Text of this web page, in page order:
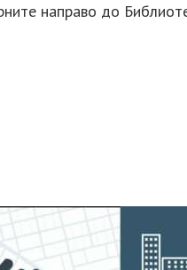
направо до